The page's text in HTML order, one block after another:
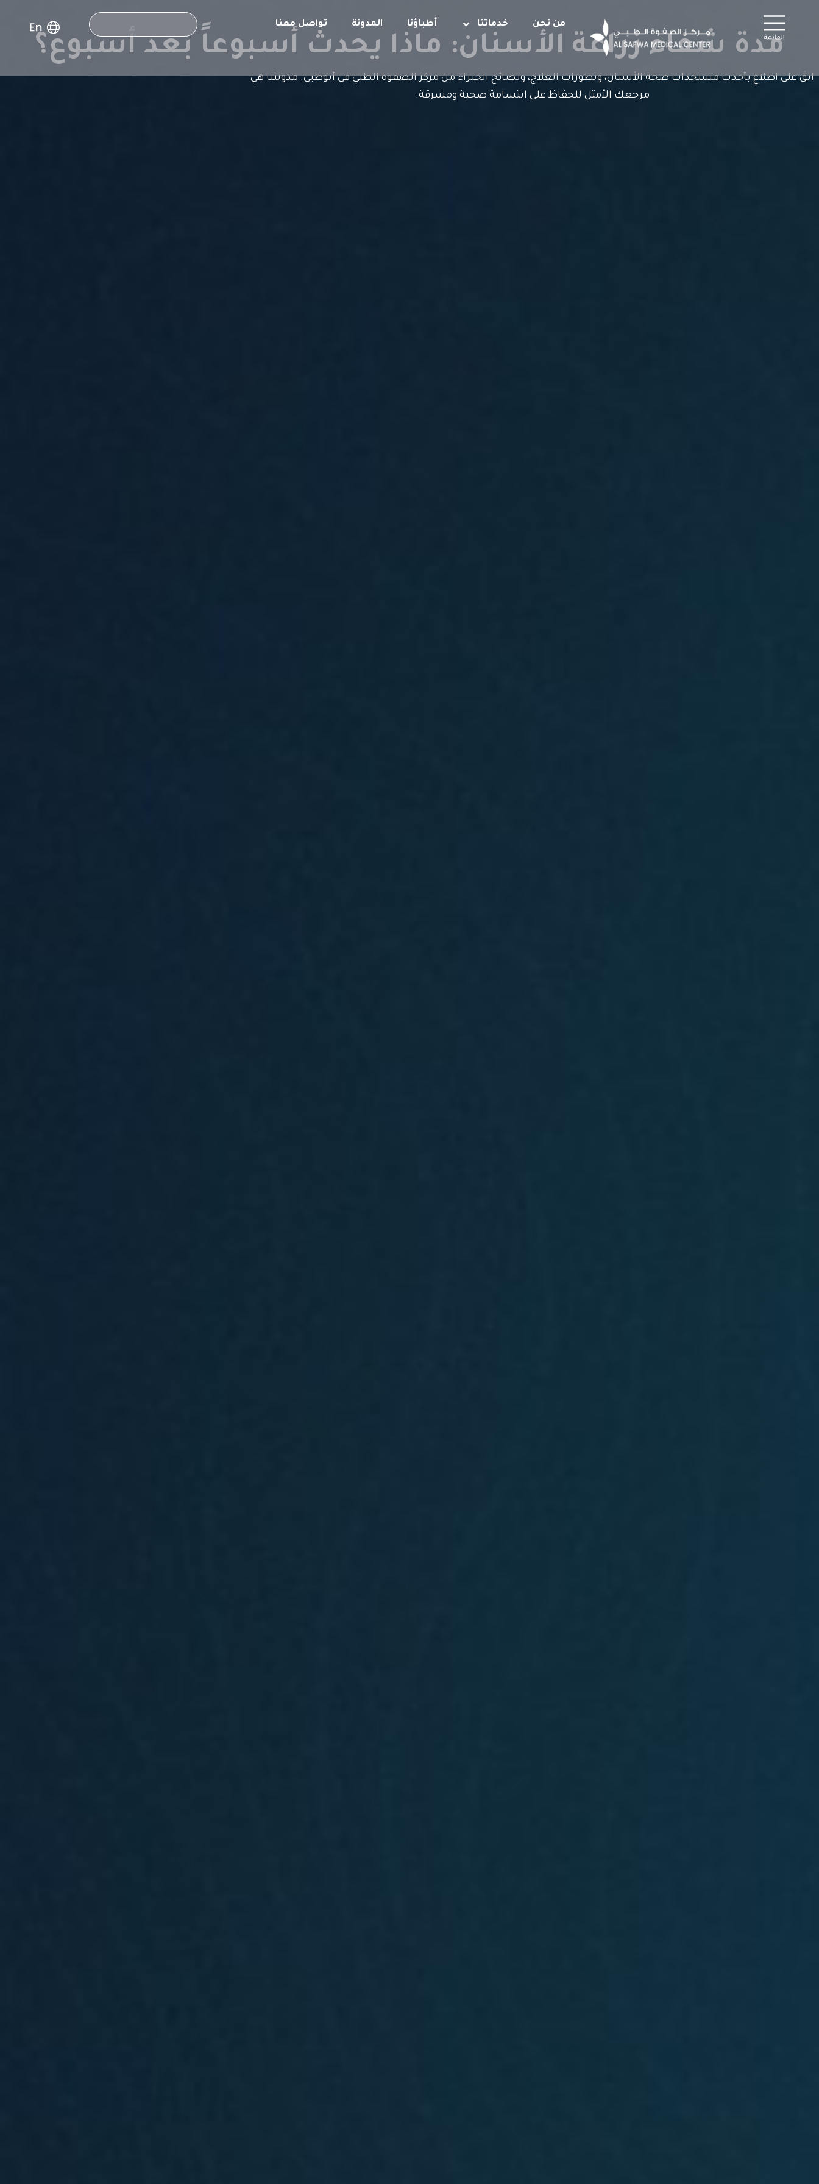
من نحن خدماتنا أطباؤنا المدونة تواصل معنا
Search
مدة شفاء زراعة الأسنان: ماذا يحدث أسبوعاً بعد أسبوع؟
ابقَ على اطلاع بأحدث مستجدات صحة الأسنان، وتطورات العلاج، ونصائح الخبراء من مركز الصفوة الطبي في أبوظبي. مدونتنا هي
مرجعك الأمثل للحفاظ على ابتسامة صحية ومشرقة.